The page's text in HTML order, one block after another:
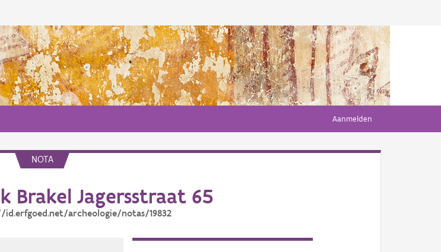
Aanmelden
NOTA
Brakel Jagersstraat 65
id.erfgoed.net/archeologie/notas/19832